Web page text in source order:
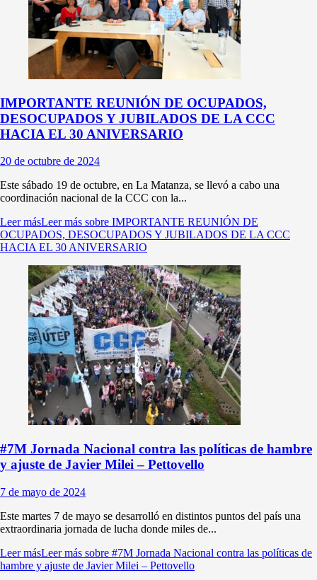
IMPORTANTE REUNIÓN DE OCUPADOS,
DESOCUPADOS Y JUBILADOS DE LA CCC
HACIA EL 30 ANIVERSARIO
20 de octubre de 2024
Este sábado 19 de octubre, en La Matanza, se llevó a cabo una
coordinación nacional de la CCC con la...
Leer másLeer más sobre IMPORTANTE REUNIÓN DE
OCUPADOS, DESOCUPADOS Y JUBILADOS DE LA CCC
HACIA EL 30 ANIVERSARIO
#7M Jornada Nacional contra las políticas de hambre
y ajuste de Javier Milei – Pettovello
7 de mayo de 2024
Este martes 7 de mayo se desarrolló en distintos puntos del país una
extraordinaria jornada de lucha donde miles de...
Leer másLeer más sobre #7M Jornada Nacional contra las políticas de
hambre y ajuste de Javier Milei – Pettovello